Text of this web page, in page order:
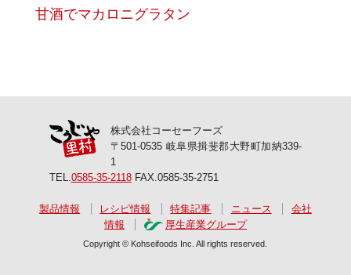
甘酒でマカロニグラタン
株式会社コーセーフーズ
〒501-0535 岐阜県揖斐郡大野町加納339-
1
TEL. 0585-35-2118FAX.0585-35-2751
製品情報 レシピ情報 特集記事 ニュース
会社
情報
厚生産業グループ
Copyright © Kohseifoods Inc. All rights reserved.